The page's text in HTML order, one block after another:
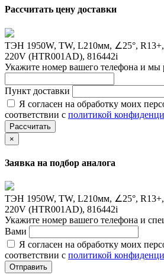
Рассчитать цену доставки
ТЭН 1950W, TW, L210мм, ∠25°,
220V (HTR001AD), 816442i
Укажите номер вашего телефона и мы
Пункт доставки
Я согласен на обработку моих
соответствии с политикой
Рассчитать
×
Заявка на подбор аналога
ТЭН 1950W, TW, L210мм, ∠25°,
220V (HTR001AD), 816442i
Укажите номер вашего телефона и
Вами
Я согласен на обработку моих
соответствии с политикой
Отправить